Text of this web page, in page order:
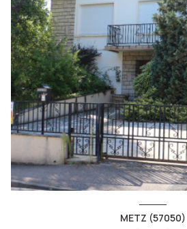
METZ (57050)